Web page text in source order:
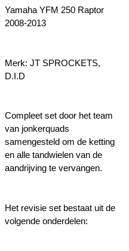
Yamaha YFM 250 Raptor
2008-2013
Merk: JT SPROCKETS,
D.I.D
Compleet set door het team
van jonkerquads
samengesteld om de ketting
en alle tandwielen van de
aandrijving te vervangen.
Het revisie set bestaat uit de
volgende onderdelen: